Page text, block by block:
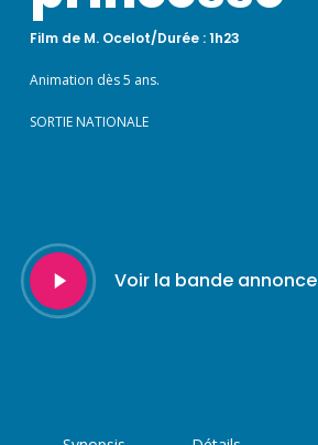
Film de M. Ocelot/Durée : 1h23
Animation dès 5 ans.
SORTIE NATIONALE
Play
Video
Voir la bande annonce